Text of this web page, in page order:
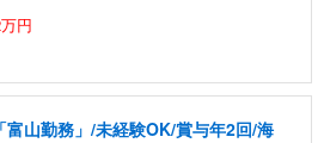
円
山勤務」/未経験OK/賞与年2回/海